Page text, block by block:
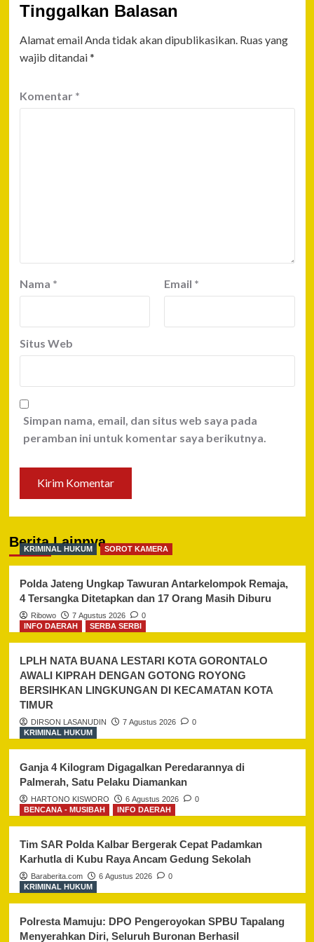
Tinggalkan Balasan
Alamat email Anda tidak akan dipublikasikan. Ruas yang
wajib ditandai*
Komentar *
Nama * Email *
Situs Web
Simpan nama, email, dan situs web saya pada
peramban ini untuk komentar saya berikutnya.
Berita Lainnya
KRIMINAL HUKUM SOROT KAMERA
Polda Jateng Ungkap Tawuran Antarkelompok Remaja,
4 Tersangka Ditetapkan dan 17 Orang Masih Diburu
Ribowo 7 Agustus 2026
0
INFO DAERAH
SERBA SERBI
LPLH NATA BUANA LESTARI KOTA GORONTALO
AWALI KIPRAH DENGAN GOTONG ROYONG
BERSIHKAN LINGKUNGAN DI KECAMATAN KOTA
TIMUR
DIRSON LASANUDIN 7 Agustus 2026
0
KRIMINAL HUKUM
Ganja 4 Kilogram Digagalkan Peredarannya di
Palmerah, Satu Pelaku Diamankan
HARTONO KISWORO 6 Agustus 2026
0
BENCANA - MUSIBAH
INFO DAERAH
Tim SAR Polda Kalbar Bergerak Cepat Padamkan
Karhutla di Kubu Raya Ancam Gedung Sekolah
Baraberita.com 6 Agustus 2026
0
KRIMINAL HUKUM
Polresta Mamuju: DPO Pengeroyokan SPBU Tapalang
Menyerahkan Diri, Seluruh Buronan Berhasil